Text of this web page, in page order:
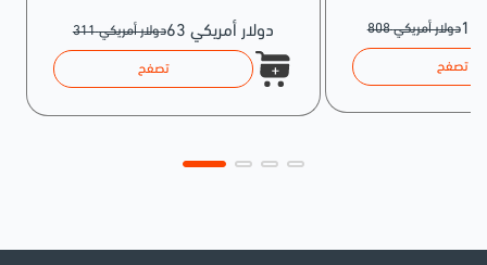
311 دولار أمريكي 63 دولار أمريكي
تصفح
808 دولار أمريكي
تصفح